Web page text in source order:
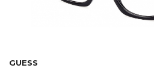
GUESS